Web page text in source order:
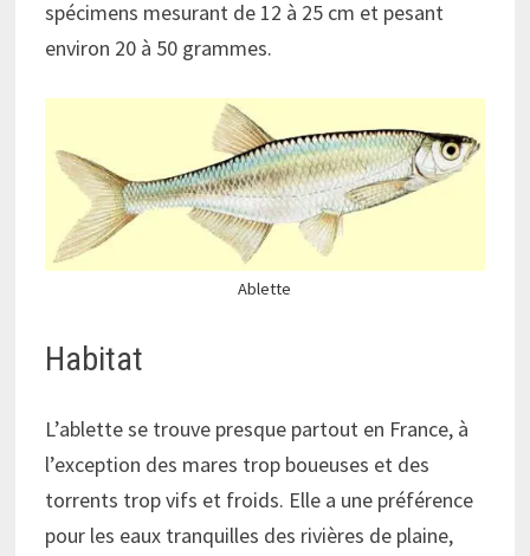
spécimens mesurant de 12 à 25 cm et pesant
environ 20 à 50 grammes.
Ablette
Habitat
L’ablette se trouve presque partout en France, à
l’exception des mares trop boueuses et des
torrents trop vifs et froids. Elle a une préférence
pour les eaux tranquilles des rivières de plaine,